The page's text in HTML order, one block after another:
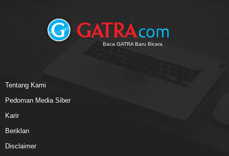
Baca GATRA Baru Bicara
Tentang Kami
Pedoman Media Siber
Karir
Beriklan
Disclaimer